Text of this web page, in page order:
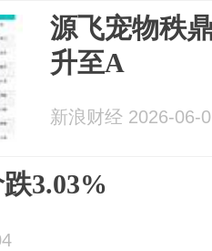
源飞宠物秩
升至A
新浪财经 2026-06-
3.03%